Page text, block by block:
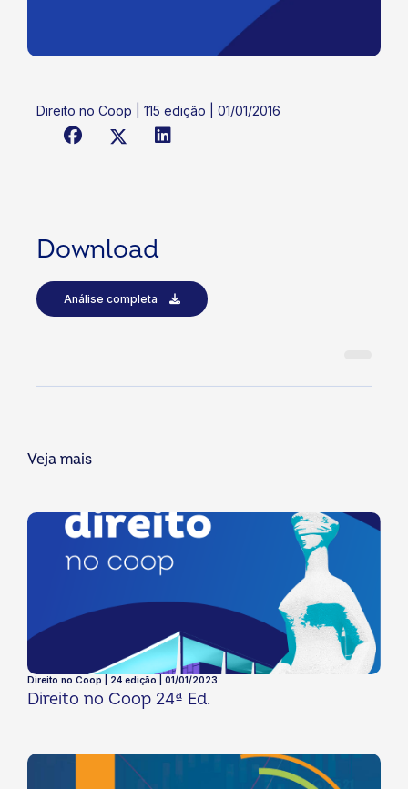
Direito no Coop | 115 edição | 01/01/2016
Download
Análise completa
Veja mais
Direito no Coop | 24 edição | 01/01/2023
Direito no Coop 24ª Ed.